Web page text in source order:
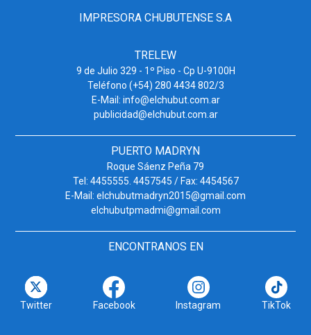
IMPRESORA CHUBUTENSE S.A
TRELEW
9 de Julio 329 - 1º Piso - Cp U-9100H
Teléfono (+54) 280 4434 802/3
E-Mail: info@elchubut.com.ar
publicidad@elchubut.com.ar
PUERTO MADRYN
Roque Sáenz Peña 79
Tel: 4455555. 4457545 / Fax: 4454567
E-Mail: elchubutmadryn2015@gmail.com
elchubutpmadmi@gmail.com
ENCONTRANOS EN
Twitter Facebook Instagram TikTok